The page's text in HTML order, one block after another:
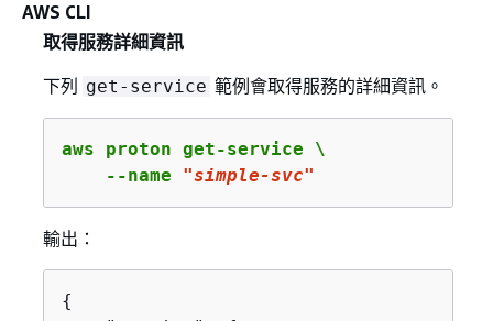
AWS CLI
取得服務詳細資訊
下列
get-service 範例會取得服務的詳細資訊。
aws proton get-service \
    --name
"simple-svc"
輸出：
{